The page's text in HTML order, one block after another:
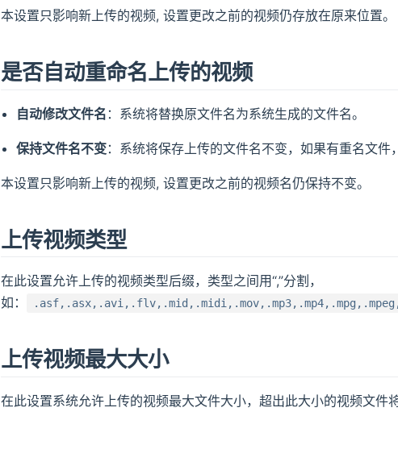
本设置只影响新上传的视频, 设置更改之前的视频仍存放在原来位置。
是否自动重命名上传的视频
自动修改文件名 ：系统将替换原文件名为系统生成的文件名。
保持文件名不变：系统将保存上传的文件名不变，如果有重名文件
本设置只影响新上传的视频, 设置更改之前的视频名仍保持不变。
上传视频类型
在此设置允许上传的视频类型后缀，类型之间用“,”分割，
如：
上传视频最大大小
在此设置系统允许上传的视频最大文件大小，超出此大小的视频文件